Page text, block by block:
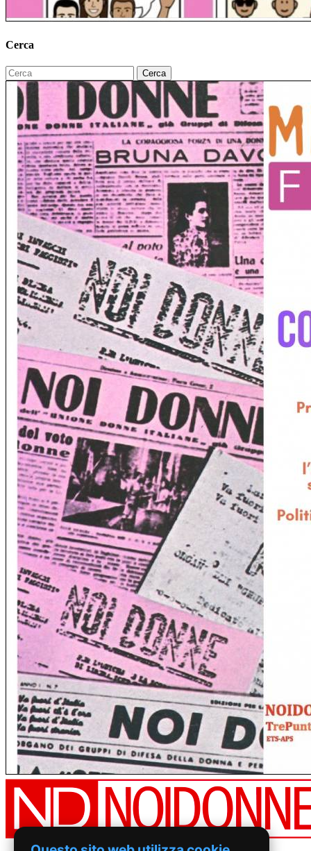
Cerca